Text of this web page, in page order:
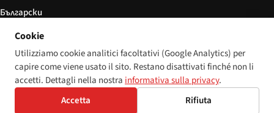
Български
简体中文
© 2026 Disability World. Tutti i diritti riservati. Impostazioni cookie
DeutschEspañol 简体中文Polski
Cookie
Utilizziamo cookie analitici facoltativi (Google Analytics) per
capire come viene usato il sito. Restano disattivati finché non li
accetti. Dettagli nella nostra informativa sulla privacy.
Accetta
Rifiuta